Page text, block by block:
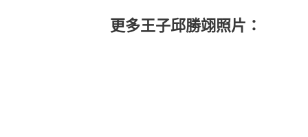
更多王子邱勝翊照片：